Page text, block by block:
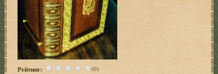
Рейтинг: (0)